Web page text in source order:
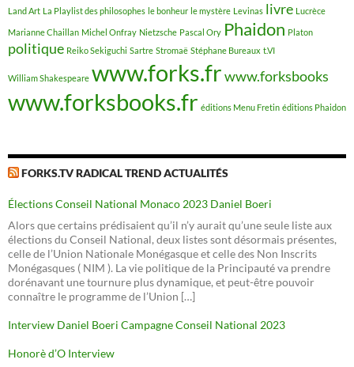
Land Art La Playlist des philosophes le bonheur le mystère Levinas livre Lucrèce
Marianne Chaillan Michel Onfray Nietzsche Pascal Ory Phaidon Platon
politique Reiko Sekiguchi Sartre Stromaë Stéphane Bureaux t.VI
William Shakespeare www.forks.frwww.forksbooks
www.forksbooks.fr éditions Menu Fretin éditions Phaidon
FORKS.TV RADICAL TREND ACTUALITÉS
Élections Conseil National Monaco 2023 Daniel Boeri
Alors que certains prédisaient qu’il n’y aurait qu’une seule liste aux
élections du Conseil National, deux listes sont désormais présentes,
celle de l’Union Nationale Monégasque et celle des Non Inscrits
Monégasques ( NIM ). La vie politique de la Principauté va prendre
dorénavant une tournure plus dynamique, et peut-être pouvoir
connaître le programme de l’Union […]
Interview Daniel Boeri Campagne Conseil National 2023
Honorè d’O Interview